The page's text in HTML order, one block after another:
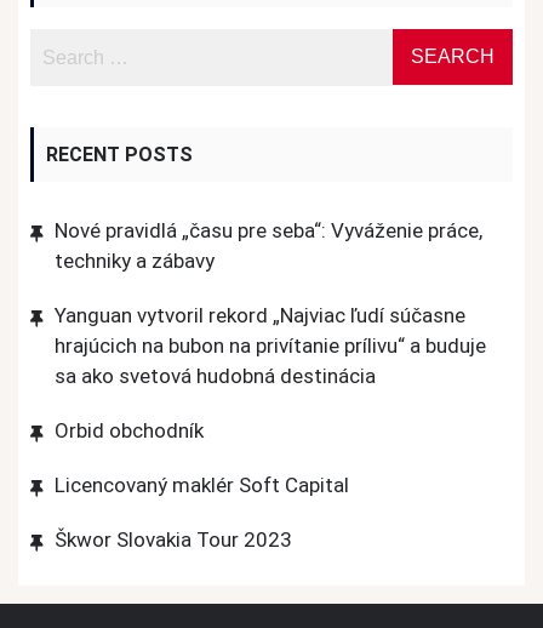
RECENT POSTS
Nové pravidlá „času pre seba“: Vyváženie práce,
techniky a zábavy
Yanguan vytvoril rekord „Najviac ľudí súčasne
hrajúcich na bubon na privítanie prílivu“ a buduje
sa ako svetová hudobná destinácia
Orbid obchodník
Licencovaný maklér Soft Capital
Škwor Slovakia Tour 2023